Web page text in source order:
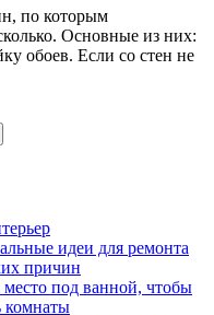
по которым
Основные из них:
обоев. Если со стен не
идеи для ремонта
причин
под ванной, чтобы
комнаты